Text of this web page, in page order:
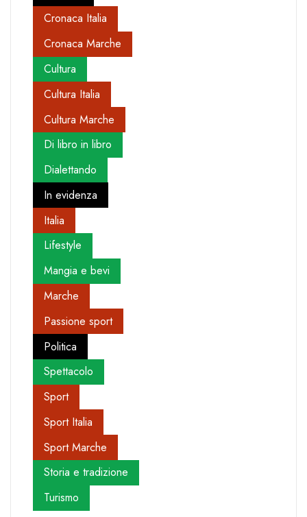
Cronaca Italia
Cronaca Marche
Cultura
Cultura Italia
Cultura Marche
Di libro in libro
Dialettando
In evidenza
Italia
Lifestyle
Mangia e bevi
Marche
Passione sport
Politica
Spettacolo
Sport
Sport Italia
Sport Marche
Storia e tradizione
Turismo